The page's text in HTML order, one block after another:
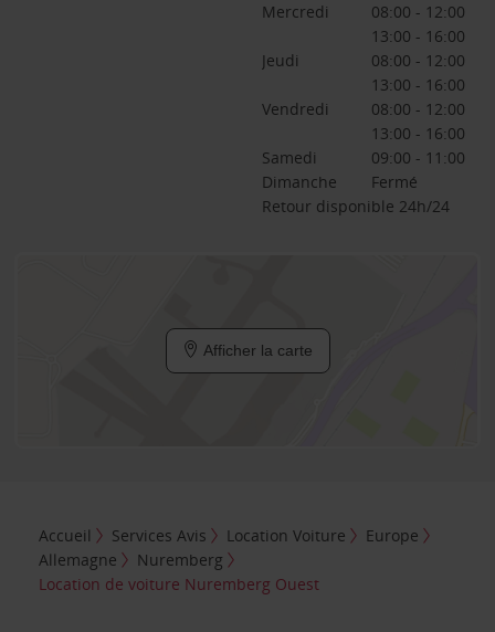
Mercredi
08:00 - 12:00
13:00 - 16:00
Jeudi
08:00 - 12:00
13:00 - 16:00
Vendredi
08:00 - 12:00
13:00 - 16:00
Samedi
09:00 - 11:00
Dimanche
Fermé
Retour disponible 24h/24
Afficher la carte
Accueil Services Avis Location Voiture
Europe
Allemagne
Nuremberg
Location de voiture Nuremberg Ouest